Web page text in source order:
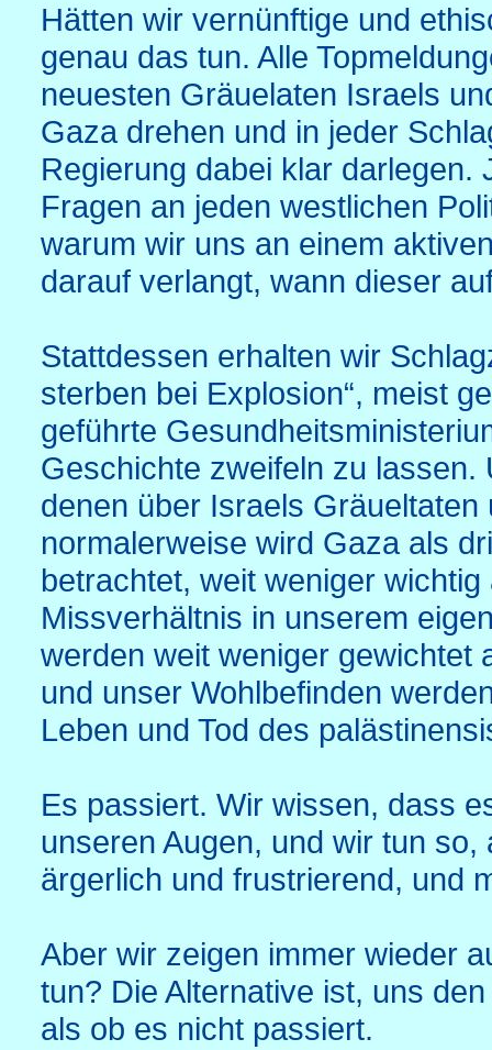
Hätten wir vernünftige und
genau das tun. Alle
neuesten Gräuelaten Israels
Gaza drehen und in jeder
Regierung dabei klar
Fragen an jeden westlichen
warum wir uns an einem
darauf verlangt, wann dieser
Stattdessen erhalten wir
sterben bei Explosion“, meist
geführte
Geschichte zweifeln zu
denen über Israels
normalerweise wird Gaza als
betrachtet, weit weniger
Missverhältnis in unserem
werden weit weniger gewichtet
und unser Wohlbefinden
Leben und Tod des
Es passiert. Wir wissen, dass
unseren Augen, und wir tun
ärgerlich und frustrierend, und
Aber wir zeigen immer wieder
tun? Die Alternative ist, uns
als ob es nicht passiert.